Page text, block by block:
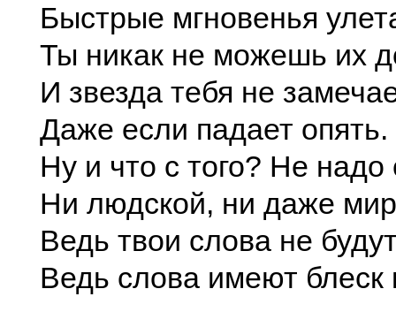
Быстрые мгновенья
Ты никак не можешь их
И звезда тебя не
Даже если падает опять.
Ну и что с того? Не
Ни людской, ни даже
Ведь твои слова не
Ведь слова имеют блеск